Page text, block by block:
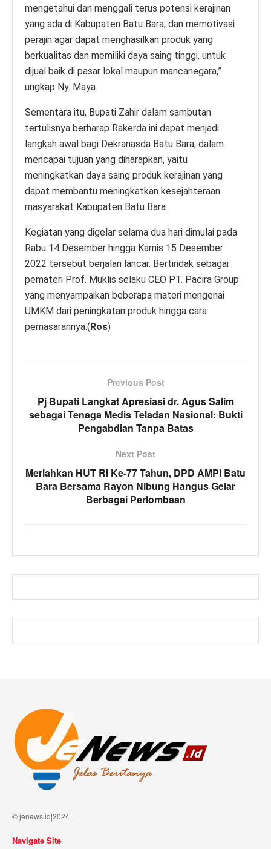
mengetahui dan menggali terus potensi kerajinan
yang ada di Kabupaten Batu Bara, dan memotivasi
perajin agar dapat menghasilkan produk yang
berkualitas dan memiliki daya saing tinggi, untuk
dijual baik di pasar lokal maupun mancanegara,”
ungkap Ny. Maya.
Sementara itu, Bupati Zahir dalam sambutan
tertulisnya berharap Rakerda ini dapat menjadi
langkah awal bagi Dekranasda Batu Bara, dalam
mencapai tujuan yang diharapkan, yaitu
meningkatkan daya saing produk kerajinan yang
dapat membantu meningkatkan kesejahteraan
masyarakat Kabupaten Batu Bara.
Kegiatan yang digelar selama dua hari dimulai pada
Rabu 14 Desember hingga Kamis 15 Desember
2022 tersebut berjalan lancar. Bertindak sebagai
pemateri Prof. Muklis selaku CEO PT. Pacira Group
yang menyampaikan beberapa materi mengenai
UMKM dari peningkatan produk hingga cara
pemasarannya.(Ros)
Previous Post
Pj Bupati Langkat Apresiasi dr. Agus Salim
sebagai Tenaga Medis Teladan Nasional: Bukti
Pengabdian Tanpa Batas
Next Post
Meriahkan HUT RI Ke-77 Tahun, DPD AMPI Batu
Bara Bersama Rayon Nibung Hangus Gelar
Berbagai Perlombaan
© jenews.id|2024
Navigate Site